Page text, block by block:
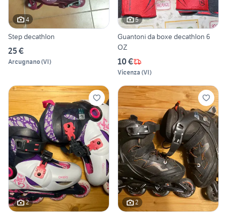
4
Step decathlon
25 €
Arcugnano(VI)
5
Guantoni da boxe decathlon 6
OZ
10 €
Vicenza (VI)
2 2